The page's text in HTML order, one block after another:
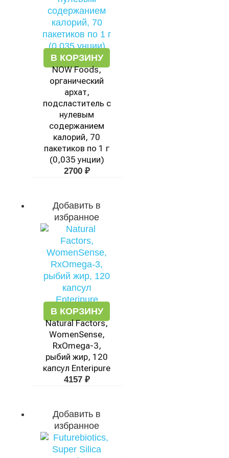
В КОРЗИНУ
NOW Foods,
органический
архат,
подсластитель с
нулевым
содержанием
калорий, 70
пакетиков по 1 г
(0,035 унции)
2700 ₽
Добавить в
избранное
В КОРЗИНУ
Natural Factors,
WomenSense,
RxOmega-3,
рыбий жир, 120
капсул Enteripure
4157 ₽
Добавить в
избранное